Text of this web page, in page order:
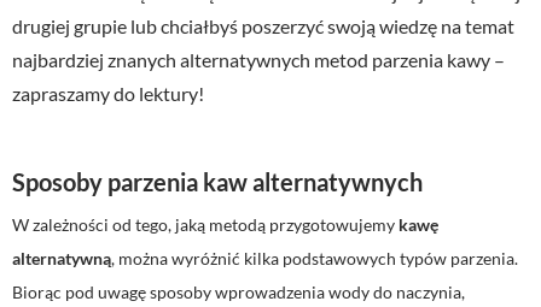
drugiej grupie lub chciałbyś poszerzyć swoją wiedzę na temat
najbardziej znanych alternatywnych metod parzenia kawy –
zapraszamy do lektury!
Sposoby parzenia kaw alternatywnych
W zależności od tego, jaką metodą przygotowujemy kawę
alternatywną, można wyróżnić kilka podstawowych typów parzenia.
Biorąc pod uwagę sposoby wprowadzenia wody do naczynia,